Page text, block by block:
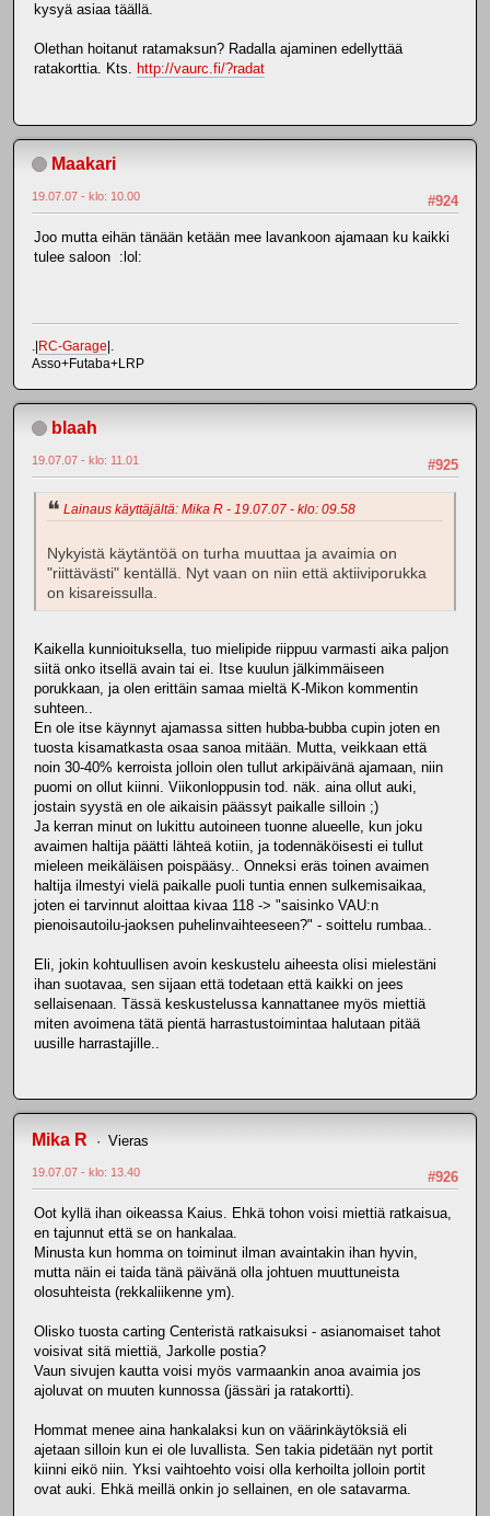
kysyä asiaa täällä.
Olethan hoitanut ratamaksun? Radalla ajaminen edellyttää
ratakorttia. Kts. http://vaurc.fi/?radat
Maakari
#924
19.07.07 - klo: 10.00
Joo mutta eihän tänään ketään mee lavankoon ajamaan ku kaikki
tulee saloon :lol:
.|RC-Garage|.
Asso+Futaba+LRP
blaah
#925
19.07.07 - klo: 11.01
Lainaus käyttäjältä: Mika R - 19.07.07 - klo: 09.58
Nykyistä käytäntöä on turha muuttaa ja avaimia on
"riittävästi" kentällä. Nyt vaan on niin että aktiiviporukka
on kisareissulla.
Kaikella kunnioituksella, tuo mielipide riippuu varmasti aika paljon
siitä onko itsellä avain tai ei. Itse kuulun jälkimmäiseen
porukkaan, ja olen erittäin samaa mieltä K-Mikon kommentin
suhteen..
En ole itse käynnyt ajamassa sitten hubba-bubba cupin joten en
tuosta kisamatkasta osaa sanoa mitään. Mutta, veikkaan että
noin 30-40% kerroista jolloin olen tullut arkipäivänä ajamaan, niin
puomi on ollut kiinni. Viikonloppusin tod. näk. aina ollut auki,
jostain syystä en ole aikaisin päässyt paikalle silloin ;)
Ja kerran minut on lukittu autoineen tuonne alueelle, kun joku
avaimen haltija päätti lähteä kotiin, ja todennäköisesti ei tullut
mieleen meikäläisen poispääsy.. Onneksi eräs toinen avaimen
haltija ilmestyi vielä paikalle puoli tuntia ennen sulkemisaikaa,
joten ei tarvinnut aloittaa kivaa 118 -> "saisinko VAU:n
pienoisautoilu-jaoksen puhelinvaihteeseen?" - soittelu rumbaa..
Eli, jokin kohtuullisen avoin keskustelu aiheesta olisi mielestäni
ihan suotavaa, sen sijaan että todetaan että kaikki on jees
sellaisenaan. Tässä keskustelussa kannattanee myös miettiä
miten avoimena tätä pientä harrastustoimintaa halutaan pitää
uusille harrastajille..
Mika R Vieras
#926
19.07.07 - klo: 13.40
Oot kyllä ihan oikeassa Kaius. Ehkä tohon voisi miettiä ratkaisua,
en tajunnut että se on hankalaa.
Minusta kun homma on toiminut ilman avaintakin ihan hyvin,
mutta näin ei taida tänä päivänä olla johtuen muuttuneista
olosuhteista (rekkaliikenne ym).
Olisko tuosta carting Centeristä ratkaisuksi - asianomaiset tahot
voisivat sitä miettiä, Jarkolle postia?
Vaun sivujen kautta voisi myös varmaankin anoa avaimia jos
ajoluvat on muuten kunnossa (jässäri ja ratakortti).
Hommat menee aina hankalaksi kun on väärinkäytöksiä eli
ajetaan silloin kun ei ole luvallista. Sen takia pidetään nyt portit
kiinni eikö niin. Yksi vaihtoehto voisi olla kerhoilta jolloin portit
ovat auki. Ehkä meillä onkin jo sellainen, en ole satavarma.